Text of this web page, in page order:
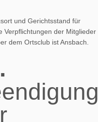
und Gerichtsstand für
Verpflichtungen der Mitglieder
dem Ortsclub ist Ansbach.